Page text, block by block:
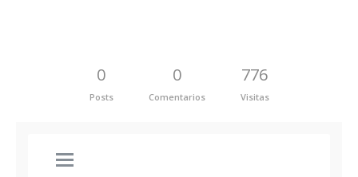
0
Posts
0
Comentarios
776
Visitas